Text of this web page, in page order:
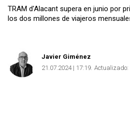
TRAM d'Alacant supera en junio por
los dos millones de viajeros
Javier Giménez
21.07.2024 | 17:19 Actualizado: